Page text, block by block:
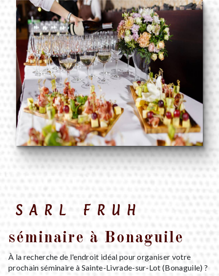
SARL FRUH
séminaire à Bonaguile
À la recherche de l'endroit idéal pour organiser votre
prochain séminaire à Sainte-Livrade-sur-Lot (Bonaguile) ?